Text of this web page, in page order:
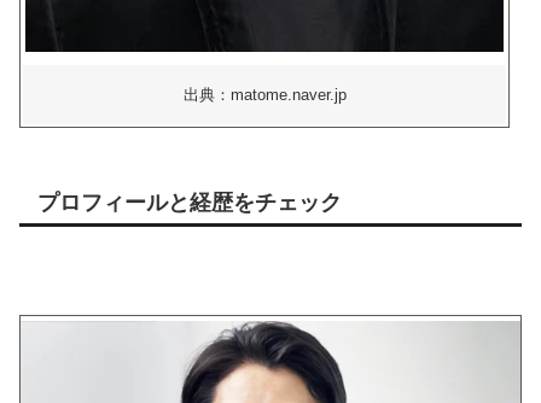
出典：matome.naver.jp
プロフィールと経歴をチェック